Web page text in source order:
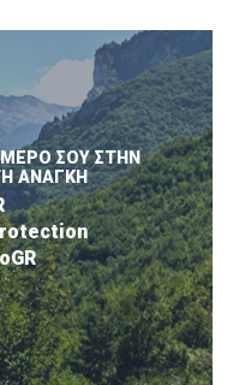
ΣΟΥ ΣΤΗΝ
ΑΝΑΓΚΗ